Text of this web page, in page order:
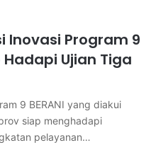
Inovasi Program 9
Hadapi Ujian Tiga
9 BERANI yang diakui
siap menghadapi
pelayanan…